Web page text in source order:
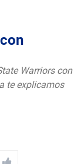
Warriors con
te explicamos